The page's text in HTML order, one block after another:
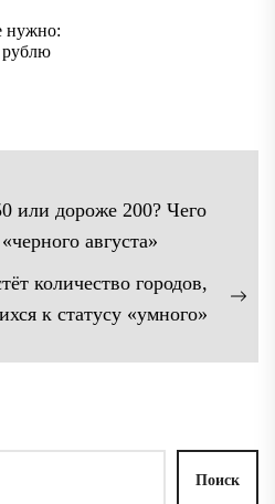
нужно:
рублю
или дороже 200? Чего
августа»
количество городов,
к статусу «умного»
Поиск